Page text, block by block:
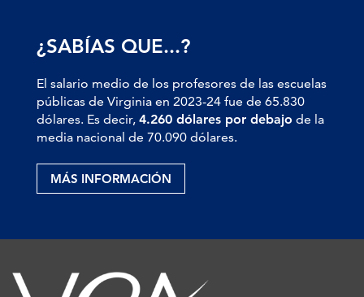
¿SABÍAS QUE...?
El salario medio de los profesores de las escuelas
públicas de Virginia en 2023-24 fue de 65.830
dólares. Es decir, 4.260 dólares por debajo de la
media nacional de 70.090 dólares.
MÁS INFORMACIÓN